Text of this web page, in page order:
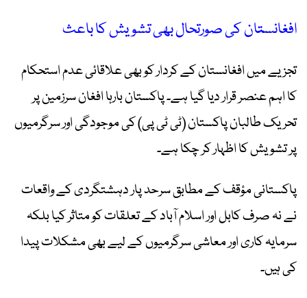
افغانستان کی صورتحال بھی تشویش کا باعث
تجزیے میں افغانستان کے کردار کو بھی علاقائی عدم استحکام
کا اہم عنصر قرار دیا گیا ہے۔ پاکستان بارہا افغان سرزمین پر
تحریک طالبان پاکستان (ٹی ٹی پی) کی موجودگی اور سرگرمیوں
پر تشویش کا اظہار کر چکا ہے۔
پاکستانی مؤقف کے مطابق سرحد پار دہشتگردی کے واقعات
نے نہ صرف کابل اور اسلام آباد کے تعلقات کو متاثر کیا بلکہ
سرمایہ کاری اور معاشی سرگرمیوں کے لیے بھی مشکلات پیدا
کی ہیں۔